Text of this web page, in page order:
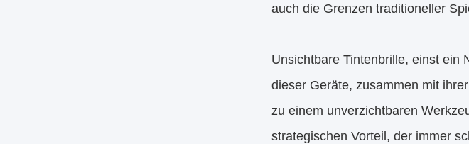
auch die Grenzen traditioneller
Unsichtbare Tintenbrille, einst ein
dieser Geräte, zusammen mit
zu einem unverzichtbaren
strategischen Vorteil, der immer